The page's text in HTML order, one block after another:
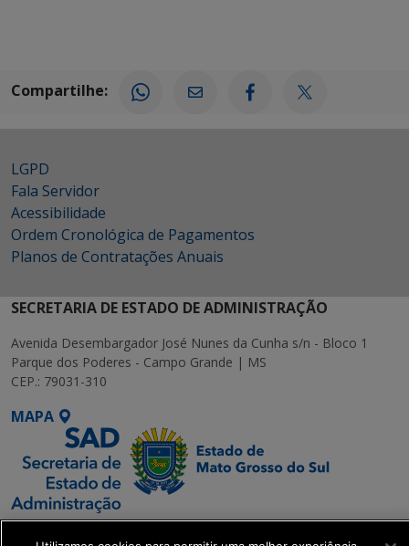
Compartilhe:
LGPD
Fala Servidor
Acessibilidade
Ordem Cronológica de Pagamentos
Planos de Contratações Anuais
SECRETARIA DE ESTADO DE ADMINISTRAÇÃO
Avenida Desembargador José Nunes da Cunha s/n - Bloco 1
Parque dos Poderes - Campo Grande | MS
CEP.: 79031-310
MAPA